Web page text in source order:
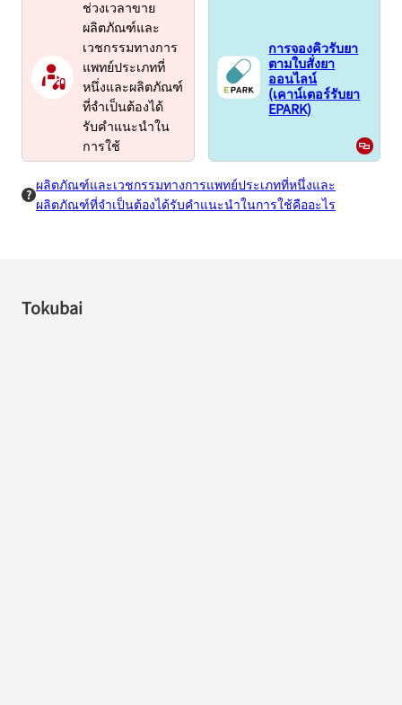
ช่วงเวลาขาย
ผลิตภัณฑ์และ
เวชกรรมทางการ
แพทย์ประเภทที่
หนึ่งและผลิตภัณฑ์
ที่จำเป็นต้องได้
รับคำแนะนำใน
การใช้
การจองคิวรับยา
ตามใบสั่งยา
ออนไลน์
(เคาน์เตอร์รับยา
EPARK)
ผลิตภัณฑ์และเวชกรรมทางการแพทย์ประเภทที่หนึ่งและ
ผลิตภัณฑ์ที่จำเป็นต้องได้รับคำแนะนำในการใช้คืออะไร
Tokubai